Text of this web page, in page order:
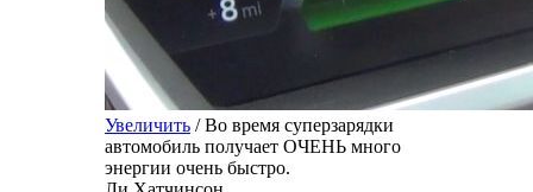
Увеличить / Во время суперзарядки
автомобиль получает ОЧЕНЬ много
энергии очень быстро.